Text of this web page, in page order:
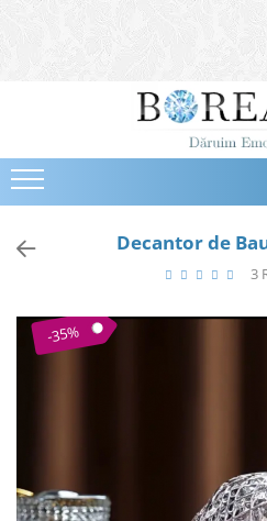
Bijuterii
Cercei
Bratari
Coliere
Tiare
Destinatari
Reduceri
Decantor de
3
-35%